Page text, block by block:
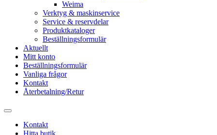
Weima
Verktyg & maskinservice
Service & reservdelar
Produktkataloger
Beställningsformulär
Aktuellt
Mitt konto
Beställningsformulär
Vanliga frågor
Kontakt
Återbetalning/Retur
Kontakt
Hitta butik